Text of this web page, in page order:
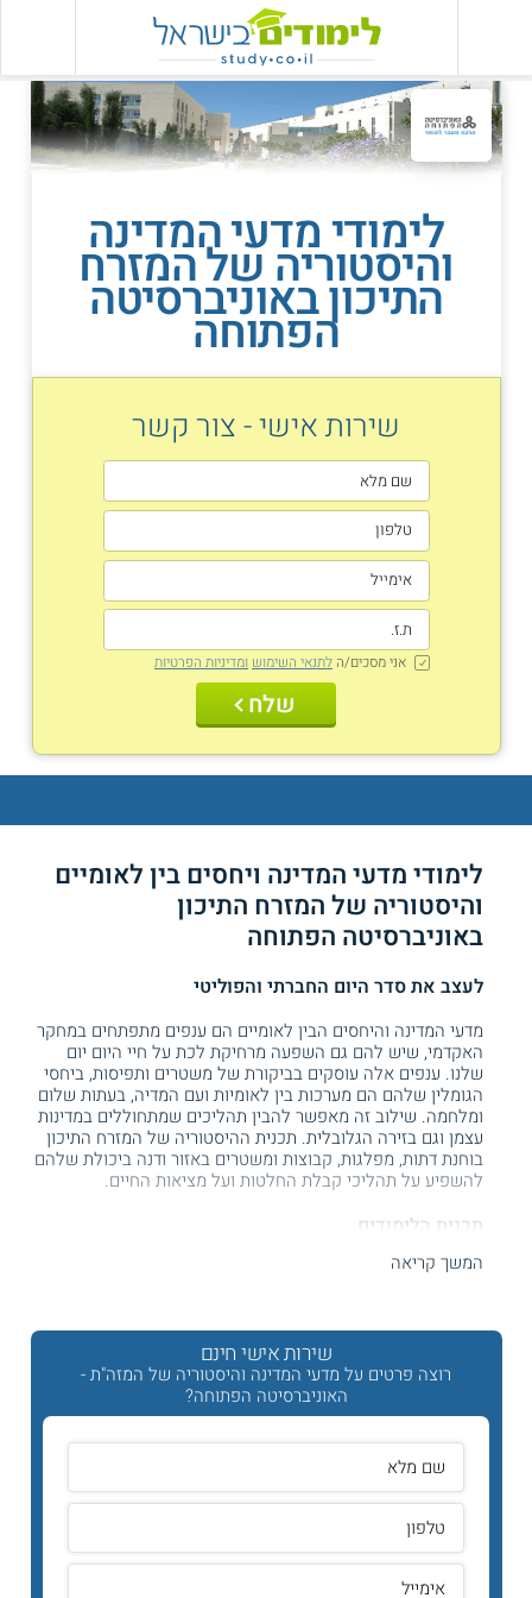
לימודי מדעי המדינה
והיסטוריה של המזרח
התיכון באוניברסיטה
הפתוחה
שירות אישי - צור קשר
אני מסכים/ה לתנאי השימוש ומדיניות הפרטיות
שלח
לימודי מדעי המדינה ויחסים בין לאומיים
והיסטוריה של המזרח התיכון
באוניברסיטה הפתוחה
לעצב את סדר היום החברתי והפוליטי
מדעי המדינה והיחסים הבין לאומיים הם ענפים מתפתחים במחקר
האקדמי, שיש להם גם השפעה מרחיקת לכת על חיי היום יום
שלנו. ענפים אלה עוסקים בביקורת של משטרים ותפיסות, ביחסי
הגומלין שלהם הם מערכות בין לאומיות ועם המדיה, בעתות שלום
ומלחמה. שילוב זה מאפשר להבין תהליכים שמתחוללים במדינות
עצמן וגם בזירה הגלובלית. תכנית ההיסטוריה של המזרח התיכון
בוחנת דתות, מפלגות, קבוצות ומשטרים באזור ודנה ביכולת שלהם
להשפיע על תהליכי קבלת החלטות ועל מציאות החיים.
תכנית הלימודים
לימודי מדעי המדינה
מתמקדים בשחקנים שלוקחים חלק במערכת בהבין לאומית
ומעצבים אותה, כגון מוסדות, מדינות וארגונים לא ממשלתיים. הם
עוסקים באמצעים לקידום אינטרסים כמו משא ומתן, דיפלומטיה
ומלחמה. במסגרת המסלול להיסטוריה של המזרח התיכון,
הסטודנטים בוחנים אישים, סוגיות ואירועים מהתקופות השונות
שהשפיעו על האזור והעולם בכלל.
קראו עוד עללימודי מדעי המדינה ומזרח תיכון
מתכונת הלימוד
המשך קריאה
שירות אישי חינם
רוצה פרטים על מדעי המדינה והיסטוריה של המזה"ת -
האוניברסיטה הפתוחה?